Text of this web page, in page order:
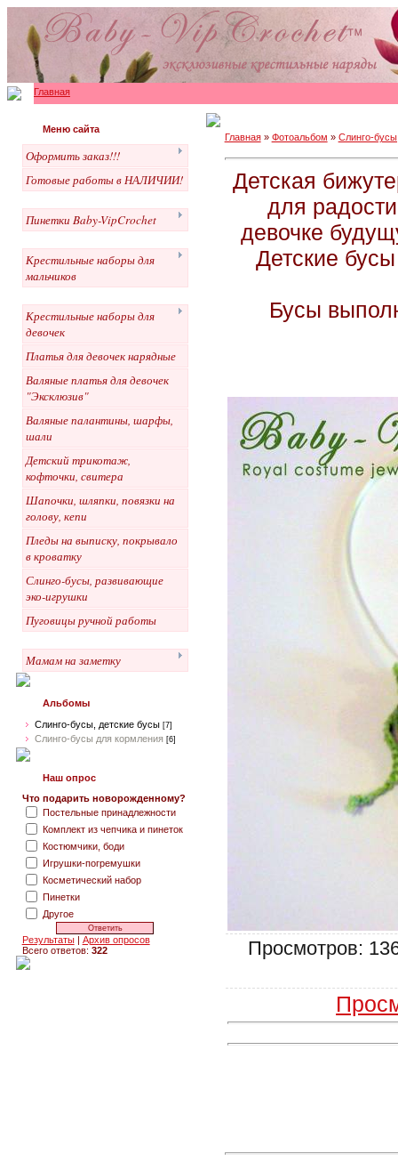
Главная
Меню сайта
Оформить заказ!!!
Готовые работы в НАЛИЧИИ!
Пинетки Baby-VipCrochet
Крестильные наборы для
мальчиков
Крестильные наборы для
девочек
Платья для девочек нарядные
Валяные платья для девочек
"Эксклюзив"
Валяные палантины, шарфы,
шали
Детский трикотаж,
кофточки, свитера
Шапочки, шляпки, повязки на
голову, кепи
Пледы на выписку, покрывало
в кроватку
Слинго-бусы, развивающие
эко-игрушки
Пуговицы ручной работы
Мамам на заметку
Альбомы
Слинго-бусы, детские бусы [7]
Слинго-бусы для кормления [6]
Наш опрос
Что подарить новорожденному?
Постельные принадлежности
Комплект из чепчика и пинеток
Костюмчики, боди
Игрушки-погремушки
Косметический набор
Пинетки
Другое
Результаты| Архив опросов
Всего ответов: 322
Главная» Фотоальбом » Слинго-
Детская
для
девочке
Детские
Бусы
Просмотров: